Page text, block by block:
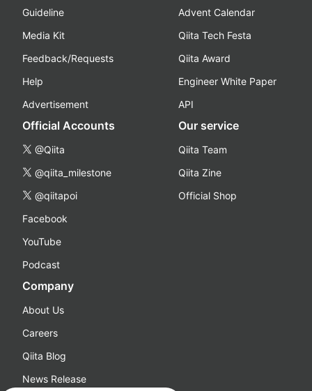
Guideline
Media Kit
Feedback/Requests
Help
Advertisement
Advent Calendar
Qiita Tech Festa
Qiita Award
Engineer White Paper
API
Official Accounts
@Qiita
@qiita_milestone
@qiitapoi
Facebook
YouTube
Podcast
Our service
Qiita Team
Qiita Zine
Official Shop
Company
About Us
Careers
Qiita Blog
News Release